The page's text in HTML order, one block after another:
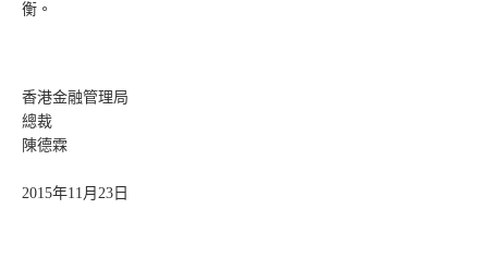
衡。
香港金融管理局
總裁
陳德霖
2015年11月23日